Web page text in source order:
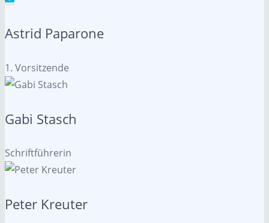
Astrid Paparone
1. Vorsitzende
Gabi Stasch
Schriftführerin
Peter Kreuter